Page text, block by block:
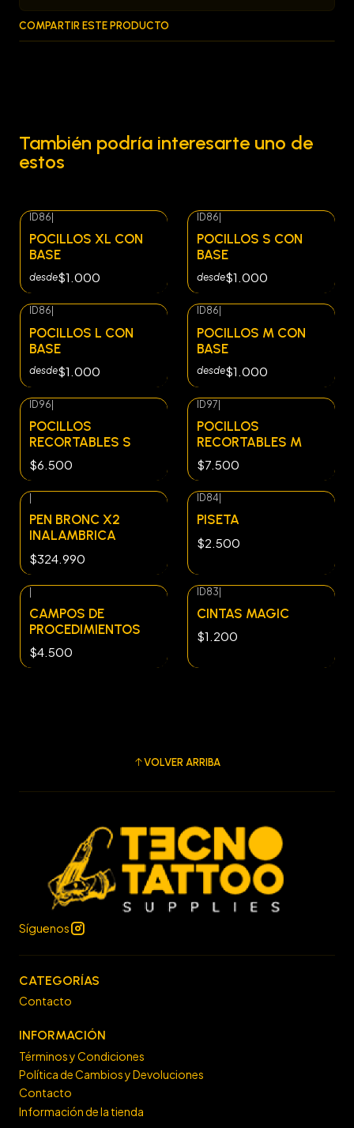
COMPARTIR ESTE PRODUCTO
También podría interesarte uno de
estos
ID86
POCILLOS XL CON
BASE
desde$1.000
ID86
POCILLOS S CON
BASE
desde$1.000
ID86
POCILLOS L CON
BASE
desde$1.000
ID86
POCILLOS M CON
BASE
desde$1.000
ID96
POCILLOS
RECORTABLES S
$6.500
ID97
POCILLOS
RECORTABLES M
$7.500
PEN BRONC X2
INALAMBRICA
$324.990
ID84
PISETA
$2.500
|
CAMPOS DE
PROCEDIMIENTOS
$4.500
ID83|
CINTAS MAGIC
$1.200
VOLVER ARRIBA
Síguenos
CATEGORÍAS
Contacto
INFORMACIÓN
Términos y Condiciones
Política de Cambios y Devoluciones
Contacto
Información de la tienda